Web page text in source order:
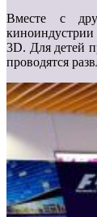
Вместе с
3D. Для детей
проводятся